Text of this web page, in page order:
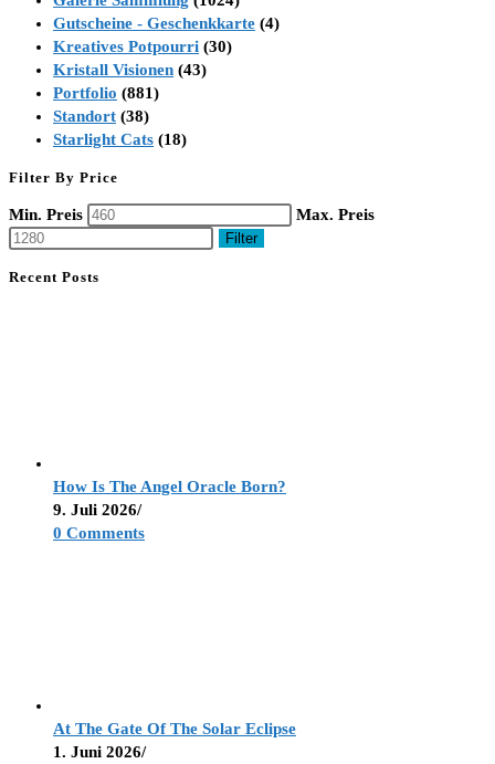
Gutscheine - Geschenkkarte (4)
Kreatives Potpourri (30)
Kristall Visionen (43)
Portfolio (881)
Standort (38)
Starlight Cats (18)
Filter By Price
Min. Preis Max. Preis
Filter
Recent Posts
How Is The Angel Oracle Born?
9. Juli 2026/
0 Comments
At The Gate Of The Solar Eclipse
1. Juni 2026/